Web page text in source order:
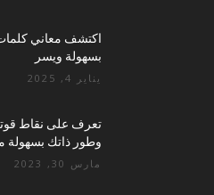
اكتشف معاني
بسهولة ويسر
يناير 4, 2025
تعرف على نقاط
وطور ذاتك بسهولة
مارس 30, 2023